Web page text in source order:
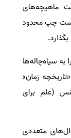
ماهیچه‌های
فقط ۲ انگشت دست چپ محدود
به سیاه‌چاله‌ها
زمان»
(علم برای
متعددی